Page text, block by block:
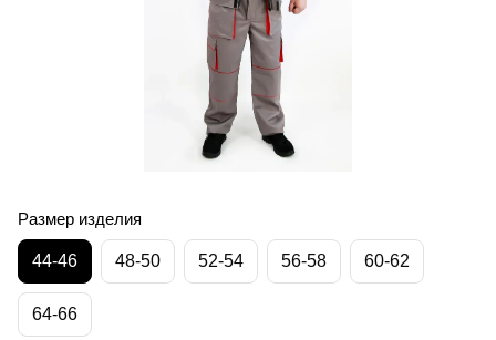
Размер изделия
44-46 48-50 52-54 56-58 60-62
64-66